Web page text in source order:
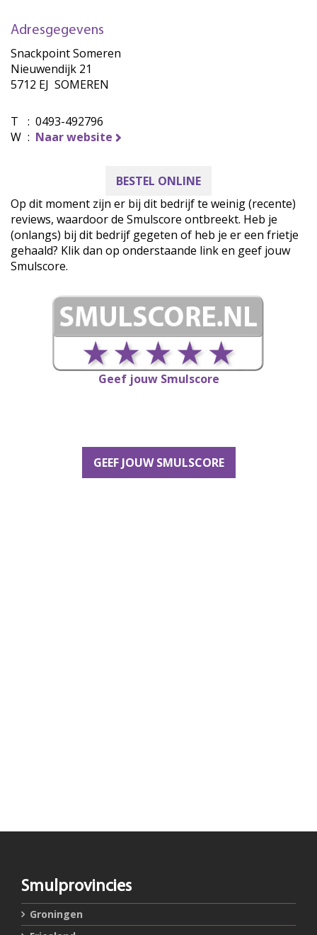
Adresgegevens
Snackpoint Someren
Nieuwendijk 21
5712 EJ SOMEREN
T : 0493-492796
W : Naar website
BESTEL ONLINE
Op dit moment zijn er bij dit bedrijf te weinig (recente)
reviews, waardoor de Smulscore ontbreekt. Heb je
(onlangs) bij dit bedrijf gegeten of heb je er een frietje
gehaald? Klik dan op onderstaande link en geef jouw
Smulscore.
Geef jouw Smulscore
GEEF JOUW SMULSCORE
Smulprovincies
Groningen